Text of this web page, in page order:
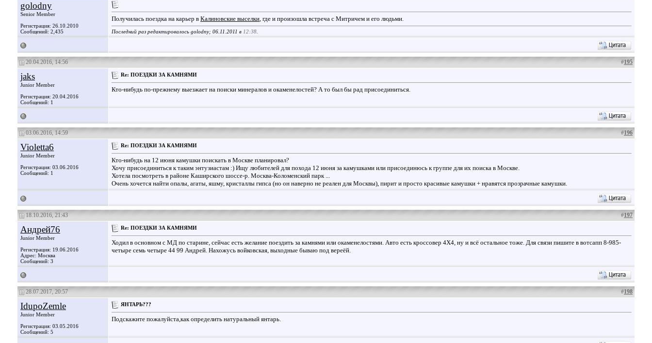
golodny
Senior Member
Регистрация: 26.10.2010
Сообщений: 2,435
Получилась поездка на карьер в Калиновские выселки, где и произошла встреча с Митричем и его людьми.
Последний раз редактировалось golodny; 06.11.2011 в 12:38
20.04.2016, 14:56 #195
jaks
Junior Member
Регистрация: 20.04.2016
Сообщений: 1
Re: ПОЕЗДКИ ЗА КАМНЯМИ
Кто-нибудь по-прежнему выезжает на поиски минералов и окаменелостей? А то был бы рад присоединиться.
03.06.2016, 14:59 #196
Violetta6
Junior Member
Регистрация: 03.06.2016
Сообщений: 1
Re: ПОЕЗДКИ ЗА КАМНЯМИ
Кто-нибудь на 12 июня камушки поискать в Москве планировал?
Хочу присоединиться к таким энтузиастам :) Ищу любителей для похода 12 июня за камушками или присоединюсь к группе для их поиска в Москве.
Хотела посмотреть в районе Каширского шоссе-р. Москва-Коломенский парк ...
Очень хочется найти опалы, агаты, яшму, кристаллы гипса (но он наверно не реален для Москвы), пирит и просто красивые камушки + нравятся прозрачные камушки.
18.10.2016, 21:43 #197
Андрей76
Junior Member
Регистрация: 19.06.2016
Адрес: Москва
Сообщений: 3
Re: ПОЕЗДКИ ЗА КАМНЯМИ
Ходил в основном с МД по старине, сейчас есть желание поездить за камнями или окаменелостями. Авто есть кроссовер 4Х4, ну и всё остальное тоже. Для связи пишите в вотсапп 8-985-
четыре семь четыре 44 99 Андрей. Нахожусь войковская, выходные бываю под вереёй.
28.07.2017, 20:57 #198
IdupoZemle
Junior Member
Регистрация: 03.05.2016
Сообщений: 5
ЯНТАРЬ???
Подскажите пожалуйста,как определить натуральный янтарь.